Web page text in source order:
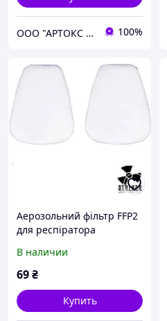
ООО "АРТОКС ЛТД" 100%
Аерозольний фільтр FFP2
для респіратора
3M 6000,3 M 7500 (пара)
В наличии
69₴
Купить